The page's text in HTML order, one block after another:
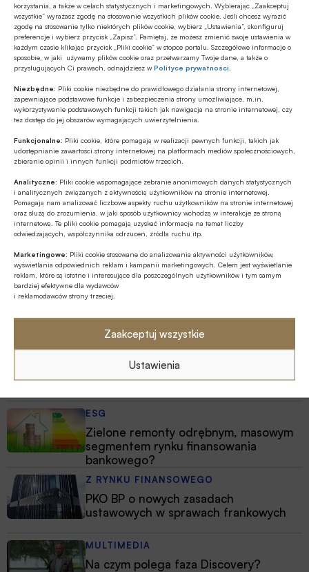
korzystania, a także w celach statystycznych i marketingowych. Wybierając „Zaakceptuj
wszystkie” wyrażasz zgodę na stosowanie wszystkich plików cookie. Jeśli chcesz wyrazić
zgodę na stosowanie tylko niektórych plików cookie, wybierz „Ustawienia”, skonfiguruj
preferencje i wybierz przycisk „Zapisz”. Pamiętaj, że możesz zmienić swoje ustawienia w
każdym czasie klikając przycisk „Pliki cookie” w stopce portalu. Szczegółowe informacje o
sposobie, w jaki używamy plików cookie oraz przetwarzamy Twoje dane, a także o
przysługujących Ci prawach, odnajdziesz wPolityce prywatności
Niezbędne: Pliki cookie niezbędne do prawidłowego działania strony internetowej,
zapewniające podstawowe funkcje i zabezpieczenia strony umożliwiające, m.in.
wykorzystywanie podstawowych funkcji takich jak nawigacja na stronie internetowej, czy
tez dostęp do jej obszarów wymagających uwierzytelnienia.
Funkcjonalne: Pliki cookie, które pomagają w realizacji pewnych funkcji, takich jak
udostępnianie zawartości strony internetowej na platformach mediów społecznościowych,
zbieranie opinii i innych funkcji podmiotów trzecich.
Analityczne: Pliki cookie wspomagające zebranie anonimowych danych statystycznych
i analitycznych związanych z aktywnością użytkowników na stronie internetowej.
Pomagają nam analizować liczbowe aspekty ruchu użytkowników na stronie internetowej
oraz służą do zrozumienia, w jaki sposób użytkownicy wchodzą w interakcje ze stroną
internetową. Te pliki cookie pomagają uzyskać informacje na temat liczby
odwiedzających, współczynnika odrzuceń, źródła ruchu itp.
Marketingowe: Pliki cookie stosowane do analizowania aktywności użytkowników,
wyświetlania odpowiednich reklam i kampanii marketingowych. Celem jest wyświetlanie
reklam, które są istotne i interesujące dla poszczególnych użytkowników i tym samym
bardziej efektywne dla wydawców
i reklamodawców strony trzeciej.
Zaakceptuj wszystkie
Ustawienia
Hurtownia danych Konwent BS
Konwent na rzecz Współpracy i Rozwoju Polskiej
Bankowości Spółdzielczej
Łukasz Bogusz SGB-Bank SA
Spółdzielcza Grupa Bankowa / SGB
Autor
Źródło
Polecamy
MULTIMEDIA
Banki mogą bezpośrednio finansować
przemysł zbrojeniowy
ESG
Zielone remonty odrębnym, masowym
segmentem rynku finansowania
bankowego?
Z RYNKU FINANSOWEGO
PKO BP o nowych zasadach
ustawowych w sprawach frankowych
MULTIMEDIA
Na czym polega faza Discovery?